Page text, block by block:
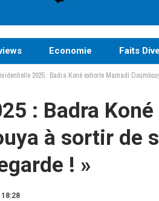
Economie Faits
2025 : Badra Koné exhorte Mamadi
: Badra
à sortir de
! »